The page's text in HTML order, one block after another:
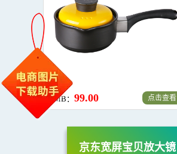
299.00
RMB： 99.00 点击查看
京东宽屏宝贝放大镜